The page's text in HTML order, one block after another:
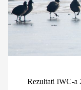
Rezultati IWC-a